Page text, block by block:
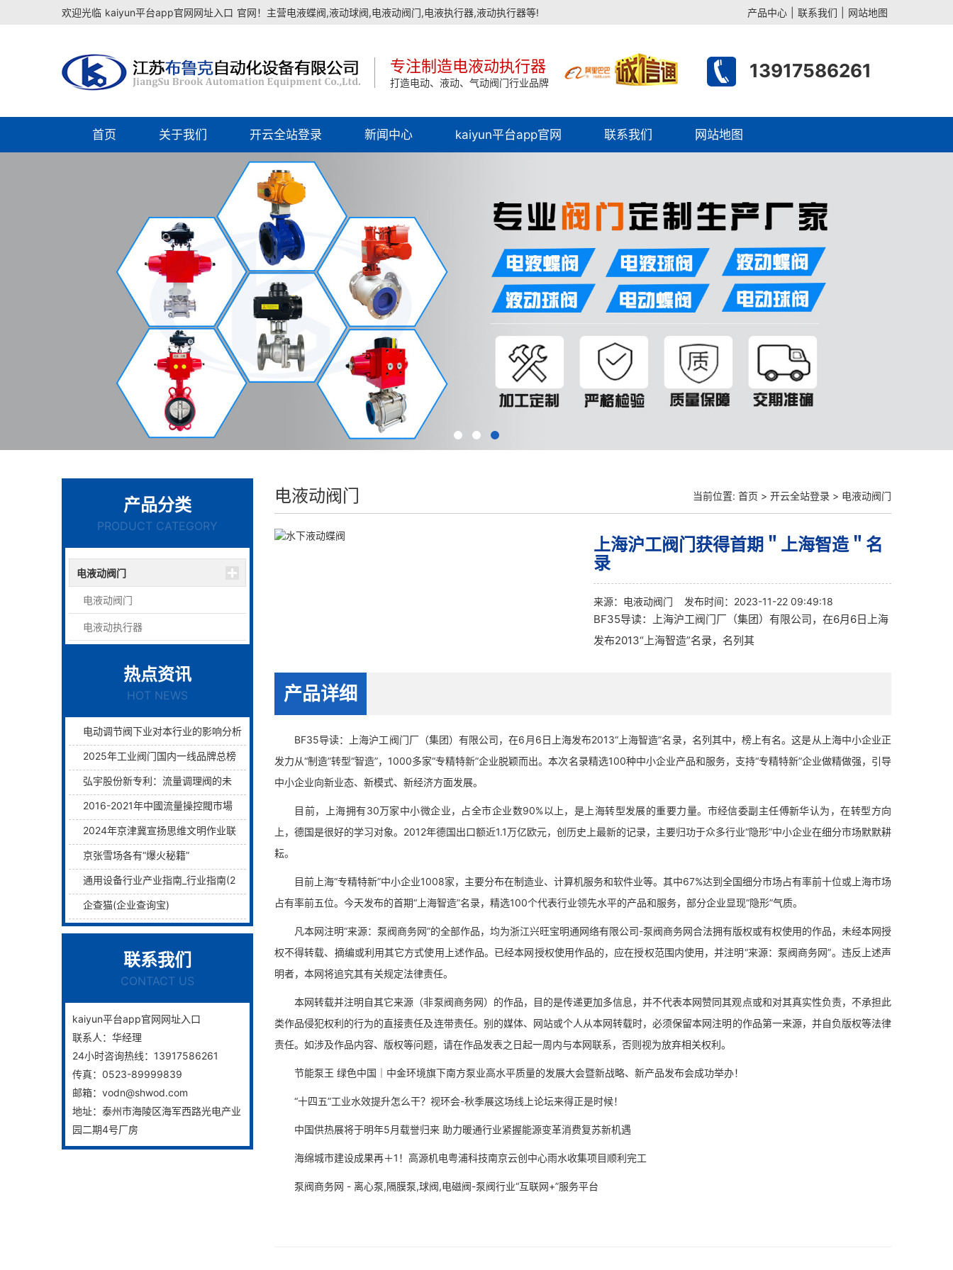
欢迎光临 kaiyun平台app官网网址入口 官网！主营电液蝶阀,液动球阀,电液动阀门,电液执行器,液动执行器等! 产品中心 联系我们 网站地图
专注制造电液动执行器
打造电动、液动、气动阀门行业品牌
13917586261
首页 关于我们 开云全站登录 新闻中心 kaiyun平台app官网 联系我们 网站地图
产品分类
PRODUCT CATEGORY
电液动阀门
电液动阀门
电液动执行器
热点资讯
HOT NEWS
电动调节阀下业对本行业的影响分析
2025年工业阀门国内一线品牌总榜单前十名
弘宇股份新专利：流量调理阀的未来已来过滤与调理两层护航！
2016-2021年中國流量操控閥市場远景及融資戰略咨詢報告
2024年京津冀宣扬思维文明作业联席会议在津举行
京张雪场各有“爆火秘籍”
通用设备行业产业指南_行业指南(2)_前瞻 - 前瞻网
企查猫(企业查询宝)
联系我们
CONTACT US
kaiyun平台app官网网址入口
联系人： 华经理
24小时咨询热线： 13917586261
传真： 0523-89999839
邮箱： vodn@shwod.com
地址： 泰州市海陵区海军西路光电产业
园二期4号厂房
电液动阀门 当前位置: 首页 > 开云全站登录 > 电液动阀门
上海沪工阀门获得首期＂上海智造＂名
录
来源： 电液动阀门 发布时间：2023-11-22 09:49:18
BF35导读：上海沪工阀门厂（集团）有限公司，在6月6日上海
发布2013“上海智造”名录，名列其
产品详细
BF35导读：上海沪工阀门厂（集团）有限公司，在6月6日上海发布2013“上海智造”名录，名列其中，榜上有名。这是从上海中小企业正
发力从“制造”转型“智造”，1000多家“专精特新”企业脱颖而出。本次名录精选100种中小企业产品和服务，支持“专精特新”企业做精做强，引导
中小企业向新业态、新模式、新经济方面发展。
目前，上海拥有30万家中小微企业，占全市企业数90%以上，是上海转型发展的重要力量。市经信委副主任傅新华认为，在转型方向
上，德国是很好的学习对象。2012年德国出口额近1.1万亿欧元，创历史上最新的记录，主要归功于众多行业“隐形”中小企业在细分市场默默耕
耘。
目前上海“专精特新”中小企业1008家，主要分布在制造业、计算机服务和软件业等。其中67%达到全国细分市场占有率前十位或上海市场
占有率前五位。今天发布的首期“上海智造”名录，精选100个代表行业领先水平的产品和服务，部分企业显现“隐形”气质。
凡本网注明“来源：泵阀商务网”的全部作品，均为浙江兴旺宝明通网络有限公司-泵阀商务网合法拥有版权或有权使用的作品，未经本网授
权不得转载、摘编或利用其它方式使用上述作品。已经本网授权使用作品的，应在授权范围内使用，并注明“来源：泵阀商务网”。违反上述声
明者，本网将追究其有关规定法律责任。
本网转载并注明自其它来源（非泵阀商务网）的作品，目的是传递更加多信息，并不代表本网赞同其观点或和对其真实性负责，不承担此
类作品侵犯权利的行为的直接责任及连带责任。别的媒体、网站或个人从本网转载时，必须保留本网注明的作品第一来源，并自负版权等法律
责任。如涉及作品内容、版权等问题，请在作品发表之日起一周内与本网联系，否则视为放弃相关权利。
节能泵王 绿色中国｜中金环境旗下南方泵业高水平质量的发展大会暨新战略、新产品发布会成功举办！
“十四五”工业水效提升怎么干？视环会-秋季展这场线上论坛来得正是时候！
中国供热展将于明年5月载誉归来 助力暖通行业紧握能源变革消费复苏新机遇
海绵城市建设成果再＋1！高源机电粤浦科技南京云创中心雨水收集项目顺利完工
泵阀商务网 - 离心泵,隔膜泵,球阀,电磁阀-泵阀行业“互联网+”服务平台